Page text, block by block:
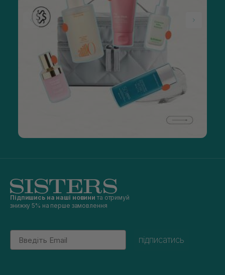
Підпишись на наші новини та отримуй
знижку 5% на перше замовлення
Email
підписатись